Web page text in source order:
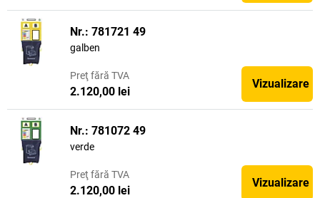
Nr.: 781721 49
galben
Preţ fără TVA
2.120,00 lei
Vizualizare
Nr.: 781072 49
verde
Preţ fără TVA
2.120,00 lei
Vizualizare